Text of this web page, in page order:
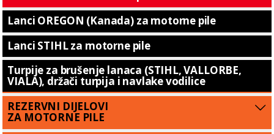
Lanci OREGON (Kanada) za motorne pile
Lanci STIHL za motorne pile
Turpije za brušenje lanaca (STIHL, VALLORBE,
VIALA), držači turpija i navlake vodilice
REZERVNI DIJELOVI
ZA MOTORNE PILE